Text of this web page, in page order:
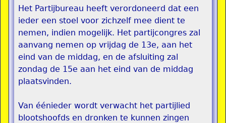
Het Partijbureau heeft verordoneerd dat een
ieder een stoel voor zichzelf mee dient te
nemen, indien mogelijk. Het partijcongres zal
aanvang nemen op vrijdag de 13e, aan het
eind van de middag, en de afsluiting zal
zondag de 15e aan het eind van de middag
plaatsvinden.
Van éénieder wordt verwacht het partijlied
blootshoofds en dronken te kunnen zingen